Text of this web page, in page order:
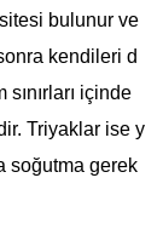
bulunur ve
kendileri d
içinde
Triyaklar ise y
soğutma gerek